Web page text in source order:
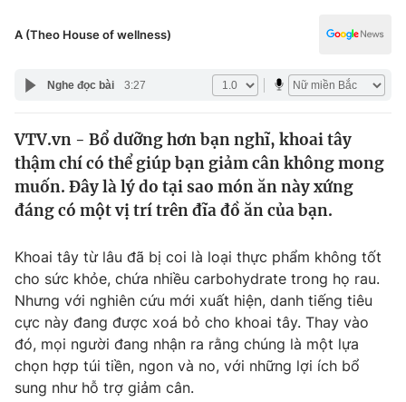
Pháp luật
Thế giới
Tin tức
Thế giới đó đây
Câu chuyện quốc tế
Tài chính
Thị trường
Góc doanh nghiệp
Dữ liệu và đời sống
Truyền hình
Phim VTV
Giải trí
Y tế
Công nghệ
A (Theo House of wellness)
Nghe đọc bài 3:27
VTV.vn - Bổ dưỡng hơn bạn nghĩ, khoai tây
thậm chí có thể giúp bạn giảm cân không mong
muốn. Đây là lý do tại sao món ăn này xứng
đáng có một vị trí trên đĩa đồ ăn của bạn.
Khoai tây từ lâu đã bị coi là loại thực phẩm không tốt
cho sức khỏe, chứa nhiều carbohydrate trong họ rau.
Nhưng với nghiên cứu mới xuất hiện, danh tiếng tiêu
cực này đang được xoá bỏ cho khoai tây. Thay vào
đó, mọi người đang nhận ra rằng chúng là một lựa
chọn hợp túi tiền, ngon và no, với những lợi ích bổ
sung như hỗ trợ giảm cân.